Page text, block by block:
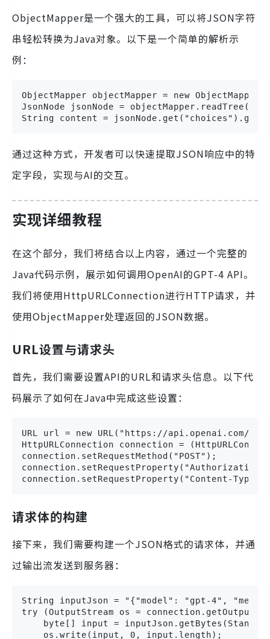
ObjectMapper是一个强大的工具，可以将JSON字符
串轻松转换为Java对象。以下是一个简单的解析示
例：
ObjectMapper objectMapper = new
JsonNode jsonNode =
String content =
通过这种方式，开发者可以快速提取JSON响应中的特
定字段，实现与AI的交互。
实现详细教程
在这个部分，我们将结合以上内容，通过一个完整的
Java代码示例，展示如何调用OpenAI的GPT-4 API。
我们将使用HttpURLConnection进行HTTP请求，并
使用ObjectMapper处理返回的JSON数据。
URL设置与请求头
首先，我们需要设置API的URL和请求头信息。以下代
码展示了如何在Java中完成这些设置：
URL url = new URL("https://api.openai.com/
HttpURLConnection connection =
connection.setRequestMethod("POST");
connection.setRequestProperty("Content-
请求体的构建
接下来，我们需要构建一个JSON格式的请求体，并通
过输出流发送到服务器：
String inputJson = "{"model": "gpt-4",
try (OutputStream os =
byte[] input =
    os.write(input, 0, input.length);